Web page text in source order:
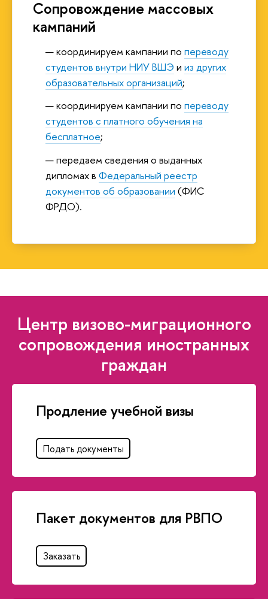
Сопровождение массовых
кампаний
координируем кампании попереводу
студентов внутри НИУ ВШЭ ииз других
образовательных организаций;
координируем кампании попереводу
студентов с платного обучения на
бесплатное;
передаем сведения о выданных
дипломах вФедеральный реестр
документов об образовании (ФИС
ФРДО).
Центр визово-миграционного
сопровождения иностранных
граждан
Продление учебной визы
Подать документы
Пакет документов для РВПО
Заказать